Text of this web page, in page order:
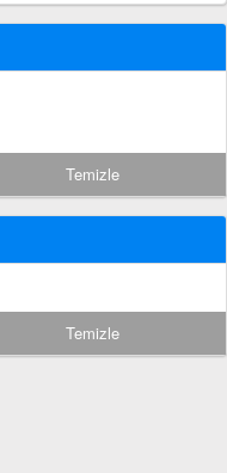
Temizle
Temizle